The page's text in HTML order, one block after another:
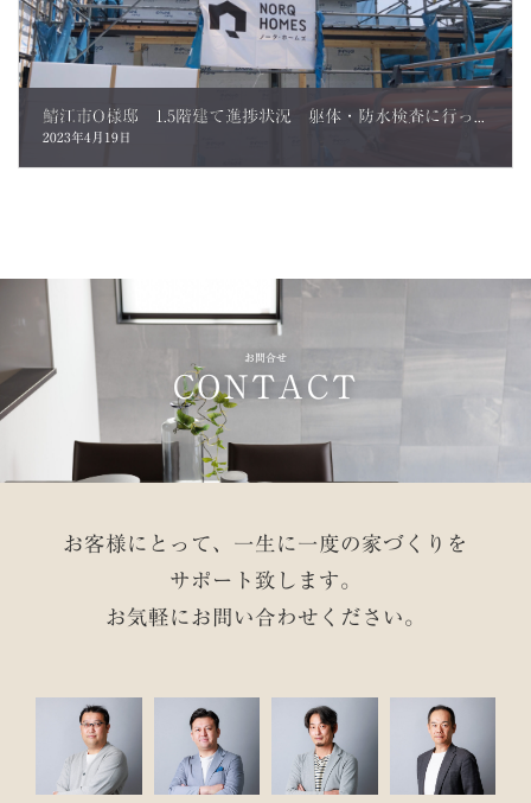
2023年4月19日
お問合せ
CONTACT
お客様にとって、一生に一度の家づくりを
サポート致します。
お気軽にお問い合わせください。